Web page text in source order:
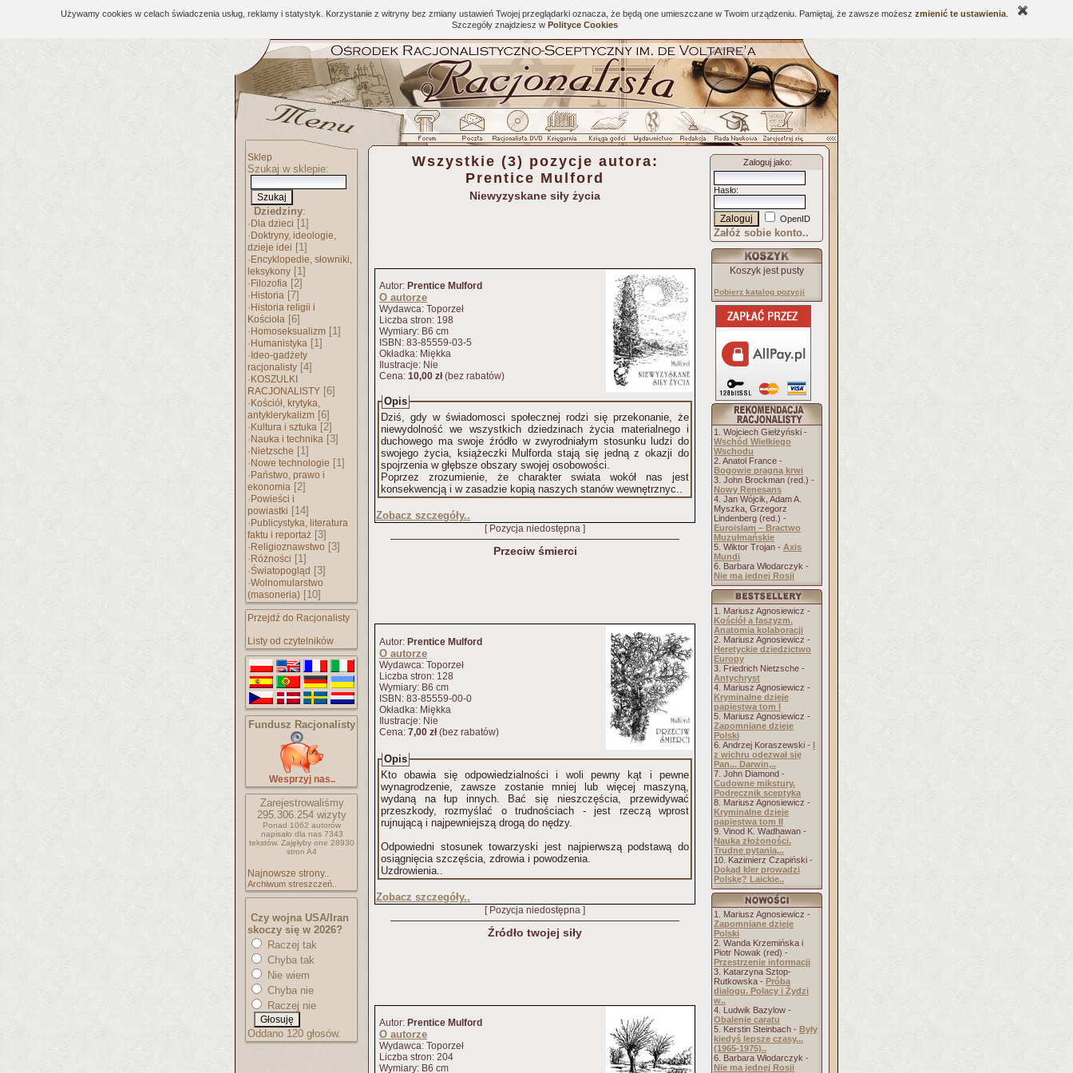
Używamy cookies w celach świadczenia usług, reklamy i statystyk. Korzystanie z witryny bez zmiany ustawień Twojej przeglądarki oznacza, że będą one umieszczane w Twoim urządzeniu. Pamiętaj, że zawsze możesz zmienić te ustawienia
Szczegóły znajdziesz w Polityce Cookies
Sklep
Szukaj w sklepie:
Dziedziny:
· Dla dzieci [1]
· Doktryny, ideologie,
dzieje idei [1]
· Encyklopedie, słowniki,
leksykony [1]
· Filozofia [2]
· Historia [7]
· Historia religii i
Kościoła [6]
· Homoseksualizm [1]
· Humanistyka [1]
· Ideo-gadżety
racjonalisty [4]
· KOSZULKI
RACJONALISTY [6]
· Kościół, krytyka,
antyklerykalizm [6]
· Kultura i sztuka [2]
· Nauka i technika [3]
· Nietzsche [1]
· Nowe technologie [1]
· Państwo, prawo i
ekonomia [2]
· Powieści i
powiastki [14]
· Publicystyka, literatura
faktu i reportaż [3]
· Religioznawstwo [3]
· Różności [1]
·Światopogląd [3]
·Wolnomularstwo
(masoneria) [10]
Przejdź do Racjonalisty
Listy od czytelników
Fundusz Racjonalisty
Wesprzyj nas..
Zarejestrowaliśmy
295.306.254 wizyty
Ponad 1062 autorów
napisało dla nas 7343
tekstów. Zajęłyby one 28930
stron A4
Najnowsze strony..
Archiwum streszczeń..
Czy wojna USA/Iran
skoczy się w 2026?
Raczej tak
Chyba tak
Nie wiem
Chyba nie
Raczej nie
Oddano 120 głosów.
Wszystkie (3) pozycje autora:
Prentice Mulford
Niewyzyskane siły życia
Autor: Prentice Mulford
O autorze
Wydawca: Toporzeł
Liczba stron: 198
Wymiary: B6 cm
ISBN: 83-85559-03-5
Okładka: Miękka
Ilustracje: Nie
Cena: 10,00 zł(bez rabatów)
Opis
Dziś, gdy w świadomosci społecznej rodzi się przekonanie, że
niewydolność we wszystkich dziedzinach życia materialnego i
duchowego ma swoje źródło w zwyrodniałym stosunku ludzi do
swojego życia, książeczki Mulforda stają się jedną z okazji do
spojrzenia w głębsze obszary swojej osobowości.
Poprzez zrozumienie, że charakter swiata wokół nas jest
konsekwencją i w zasadzie kopią naszych stanów wewnętrznyc..
Zobacz szczegóły..
[ Pozycja niedostępna ]
Przeciw śmierci
Autor: Prentice Mulford
O autorze
Wydawca: Toporzeł
Liczba stron: 128
Wymiary: B6 cm
ISBN: 83-85559-00-0
Okładka: Miękka
Ilustracje: Nie
Cena: 7,00 zł(bez rabatów)
Opis
Kto obawia się odpowiedzialności i woli pewny kąt i pewne
wynagrodzenie, zawsze zostanie mniej lub więcej maszyną,
wydaną na łup innych. Bać się nieszczęścia, przewidywać
przeszkody, rozmyślać o trudnościach - jest rzeczą wprost
rujnującą i najpewniejszą drogą do nędzy.
Odpowiedni stosunek towarzyski jest najpierwszą podstawą do
osiągnięcia szczęścia, zdrowia i powodzenia.
Uzdrowienia..
Zobacz szczegóły..
[ Pozycja niedostępna ]
Źródło twojej siły
Autor: Prentice Mulford
O autorze
Wydawca: Toporzeł
Liczba stron: 204
Wymiary: B6 cm
Zaloguj jako:
Hasło:
OpenID
Załóż sobie konto..
Koszyk jest pusty
Pobierz katalog pozycji
1. Wojciech Giełżyński -
Wschód Wielkiego
Wschodu
2. Anatol France -
Bogowie pragną krwi
3. John Brockman (red.) -
Nowy Renesans
4. Jan Wójcik, Adam A.
Myszka, Grzegorz
Lindenberg (red.) -
Euroislam – Bractwo
Muzułmańskie
5. Wiktor Trojan - Axis
Mundi
6. Barbara Włodarczyk -
Nie ma jednej Rosji
1. Mariusz Agnosiewicz -
Kościół a faszyzm.
Anatomia kolaboracji
2. Mariusz Agnosiewicz -
Heretyckie dziedzictwo
Europy
3. Friedrich Nietzsche -
Antychryst
4. Mariusz Agnosiewicz -
Kryminalne dzieje
papiestwa tom I
5. Mariusz Agnosiewicz -
Zapomniane dzieje
Polski
6. Andrzej Koraszewski - I
z wichru odezwał się
Pan... Darwin,..
7. John Diamond -
Cudowne mikstury.
Podręcznik sceptyka
8. Mariusz Agnosiewicz -
Kryminalne dzieje
papiestwa tom II
9. Vinod K. Wadhawan -
Nauka złożoności.
Trudne pytania,..
10. Kazimierz Czapiński -
Dokąd kler prowadzi
Polskę? Laickie..
1. Mariusz Agnosiewicz -
Zapomniane dzieje
Polski
2. Wanda Krzemińska i
Piotr Nowak (red) -
Przestrzenie informacji
3. Katarzyna Sztop-
Rutkowska - Próba
dialogu. Polacy i Żydzi
w..
4. Ludwik Bazylow -
Obalenie caratu
5. Kerstin Steinbach - Były
kiedyś lepsze czasy...
(1965-1975)..
6. Barbara Włodarczyk -
Nie ma jednej Rosji